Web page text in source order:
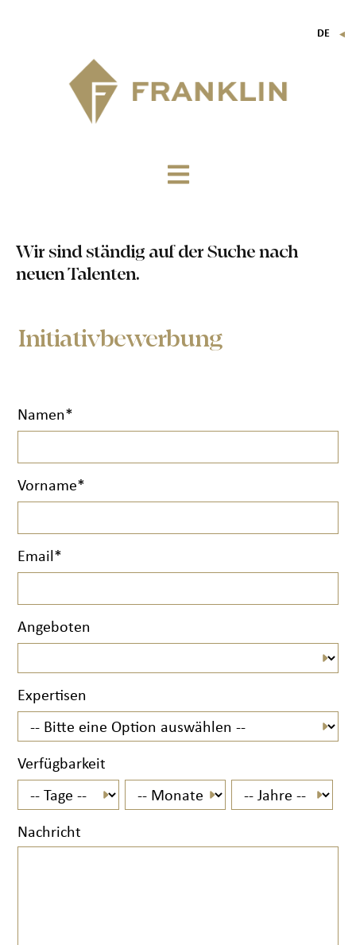
DE ▼
Wir sind ständig auf der Suche nach
neuen Talenten.
Initiativbewerbung
Namen*
Vorname*
Email*
Angeboten
Expertisen
Verfügbarkeit
Nachricht